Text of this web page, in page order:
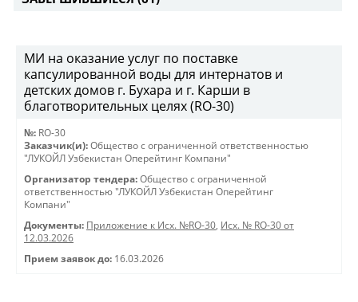
МИ на оказание услуг по поставке
капсулированной воды для интернатов и
детских домов г. Бухара и г. Карши в
благотворительных целях (RO-30)
№: RO-30
Заказчик(и): Общество с ограниченной ответственностью
"ЛУКОЙЛ Узбекистан Оперейтинг Компани"
Организатор тендера: Общество с ограниченной
ответственностью "ЛУКОЙЛ Узбекистан Оперейтинг
Компани"
Документы: Приложение к Исх. №RO-30, Исх. № RO-30 от
12.03.2026
Прием заявок до: 16.03.2026